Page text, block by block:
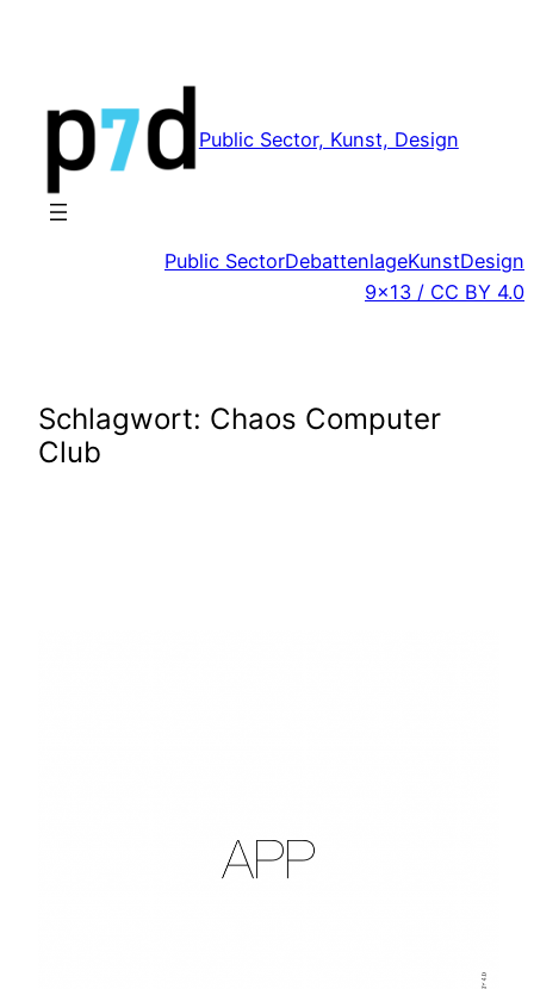
Public Sector, Kunst, Design
Public SectorDebattenlageKunstDesign
9×13 / CC BY 4.0
Schlagwort: Chaos Computer
Club